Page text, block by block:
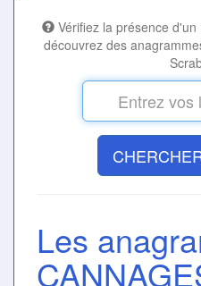
Vérifiez la présence
découvrez des
Les